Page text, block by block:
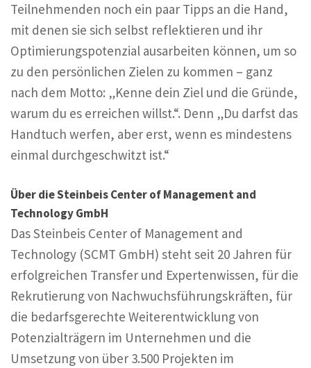
Teilnehmenden noch ein paar Tipps an die Hand,
mit denen sie sich selbst reflektieren und ihr
Optimierungspotenzial ausarbeiten können, um so
zu den persönlichen Zielen zu kommen – ganz
nach dem Motto: „Kenne dein Ziel und die Gründe,
warum du es erreichen willst.“. Denn „Du darfst das
Handtuch werfen, aber erst, wenn es mindestens
einmal durchgeschwitzt ist.“
Über die Steinbeis Center of Management and
Technology GmbH
Das Steinbeis Center of Management and
Technology (SCMT GmbH) steht seit 20 Jahren für
erfolgreichen Transfer und Expertenwissen, für die
Rekrutierung von Nachwuchsführungskräften, für
die bedarfsgerechte Weiterentwicklung von
Potenzialträgern im Unternehmen und die
Umsetzung von über 3.500 Projekten im